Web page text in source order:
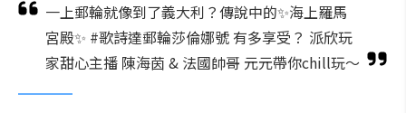
一上郵輪就像到了義大利？傳說中的✨海上羅馬
宮殿✨ #歌詩達郵輪莎倫娜號 有多享受？ 派欣玩
家甜心主播 陳海茵 & 法國帥哥 元元帶你chill玩～